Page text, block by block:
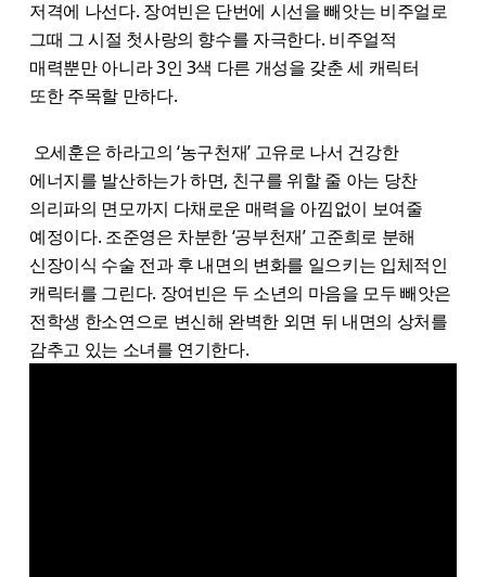
저격에 나선다. 장여빈은 단번에 시선을 빼앗는 비주얼로
그때 그 시절 첫사랑의 향수를 자극한다. 비주얼적
매력뿐만 아니라 3인 3색 다른 개성을 갖춘 세 캐릭터
또한 주목할 만하다.
오세훈은 하라고의 ‘농구천재’ 고유로 나서 건강한
에너지를 발산하는가 하면, 친구를 위할 줄 아는 당찬
의리파의 면모까지 다채로운 매력을 아낌없이 보여줄
예정이다. 조준영은 차분한 ‘공부천재’ 고준희로 분해
신장이식 수술 전과 후 내면의 변화를 일으키는 입체적인
캐릭터를 그린다. 장여빈은 두 소년의 마음을 모두 빼앗은
전학생 한소연으로 변신해 완벽한 외면 뒤 내면의 상처를
감추고 있는 소녀를 연기한다.